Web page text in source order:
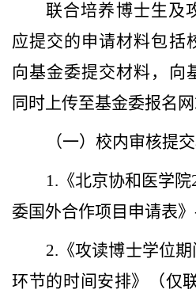
联合培养博士生及
应提交的申请材料包括
向基金委提交材料，向
同时上传至基金委报名网
（一）校内审核提
1. 《北京协和医学院
委国外合作项目申请表》
2. 《攻读博士学位
环节的时间安排》（仅